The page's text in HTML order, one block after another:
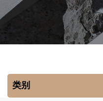
类别